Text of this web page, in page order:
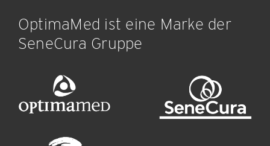
OptimaMed ist eine Marke der
SeneCura Gruppe